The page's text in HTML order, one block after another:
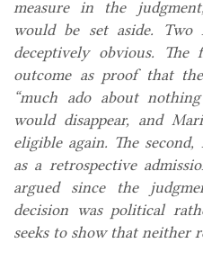
measure in the
would be set aside. Two
deceptively obvious.
outcome as proof that
“much ado about
would disappear, and
eligible again. The
as a retrospective
argued since the
decision was political
seeks to show that neither